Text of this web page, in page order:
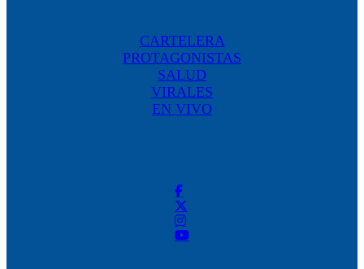
CARTELERA
PROTAGONISTAS
SALUD
VIRALES
EN VIVO